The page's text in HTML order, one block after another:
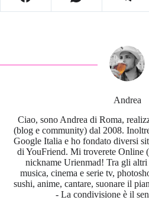
Andrea
Ciao, sono Andrea di Roma,
(blog e community) dal 2008.
Google Italia e ho fondato diversi
di YouFriend. Mi troverete Online
nickname Urienmad! Tra gli altri
musica, cinema e serie tv,
sushi, anime, cantare, suonare il
- La condivisione è il